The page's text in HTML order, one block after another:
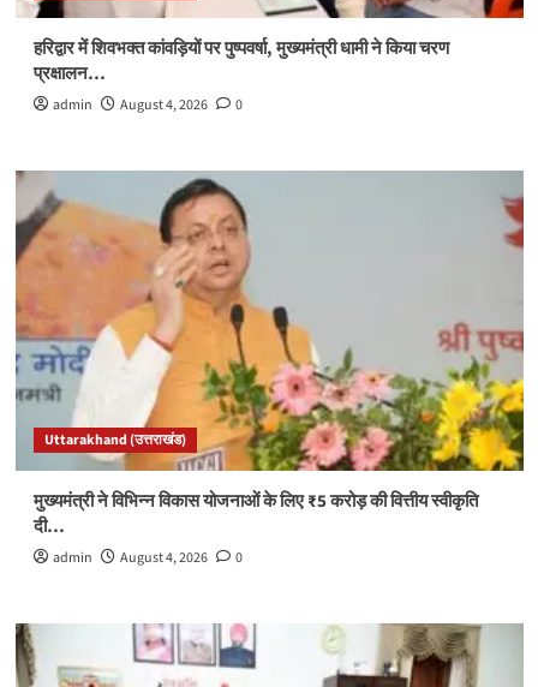
हरिद्वार में शिवभक्त कांवड़ियों पर पुष्पवर्षा, मुख्यमंत्री धामी ने किया चरण
प्रक्षालन…
admin August 4, 2026 0
Uttarakhand (उत्तराखंड)
मुख्यमंत्री ने विभिन्न विकास योजनाओं के लिए ₹5 करोड़ की वित्तीय स्वीकृति
दी…
admin August 4, 2026 0